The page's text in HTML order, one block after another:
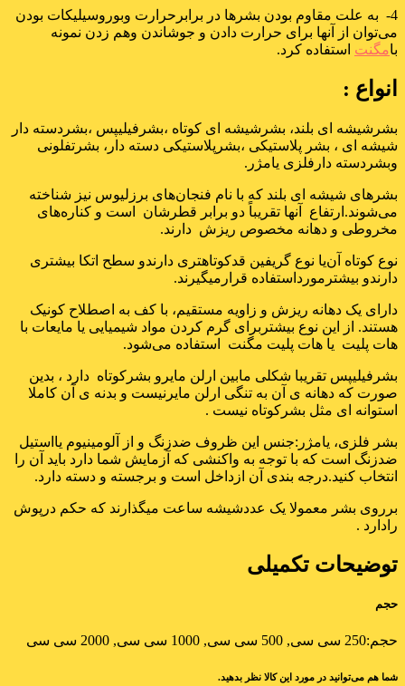
4- به علت مقاوم بودن بشرها در برابرحرارت وبوروسیلیکات بودن
می‌توان از آنها برای حرارت دادن و جوشاندن وهم زدن نمونه
بامگنت استفاده کرد.
انواع :
بشرشیشه ای بلند، بشرشیشه ای کوتاه ،بشرفیلیپس ،بشردسته دار
شیشه ای ، بشر پلاستیکی ،بشرپلاستیکی دسته دار، بشرتفلونی
وبشردسته دارفلزی یامژر.
بشرهای شیشه ای بلند که با نام فنجان‌های برزلیوس نیز شناخته
می‌شوند.ارتفاع آنها تقریباً دو برابر قطرشان است و کناره‌های
مخروطی و دهانه مخصوص ریزش دارند.
نوع کوتاه آن‌یا نوع گریفین قدکوتاهتری دارندو سطح اتکا بیشتری
دارندو بیشترمورداستفاده قرارمیگیرند.
دارای یک دهانه ریزش و زاویه مستقیم، با کف به اصطلاح کونیک
هستند. از این نوع بیشتربرای گرم کردن مواد شیمیایی یا مایعات با
هات پلیت یا هات پلیت مگنت استفاده می‌شود.
بشرفیلیپس تقریبا شکلی مابین ارلن مایرو بشرکوتاه دارد ، بدین
صورت که دهانه ی آن به تنگی ارلن مایرنیست و بدنه ی آن کاملا
استوانه ای مثل بشرکوتاه نیست .
بشر فلزی، یامژر:جنس این ظروف ضدزنگ و از آلومینیوم یااستیل
ضدزنگ است که با توجه به واکنشی که آزمایش شما دارد باید آن را
انتخاب کنید.درجه بندی آن ازداخل است و برجسته و دسته دارد.
برروی بشر معمولا یک عددشیشه ساعت میگذارند که حکم درپوش
رادارد .
توضیحات تکمیلی
حجم
حجم:250 سی سی, 500 سی سی, 1000 سی سی, 2000 سی سی
شما هم می‌توانید در مورد این کالا نظر بدهید.